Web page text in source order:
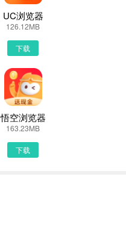
最好还是选择安全下载
定，可以看到文件就已经开
UC浏览器
126.12MB
下载
悟空浏览器
163.23MB
下载